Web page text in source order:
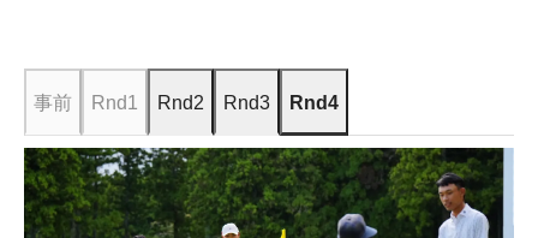
事前 Rnd1 Rnd2 Rnd3 Rnd4